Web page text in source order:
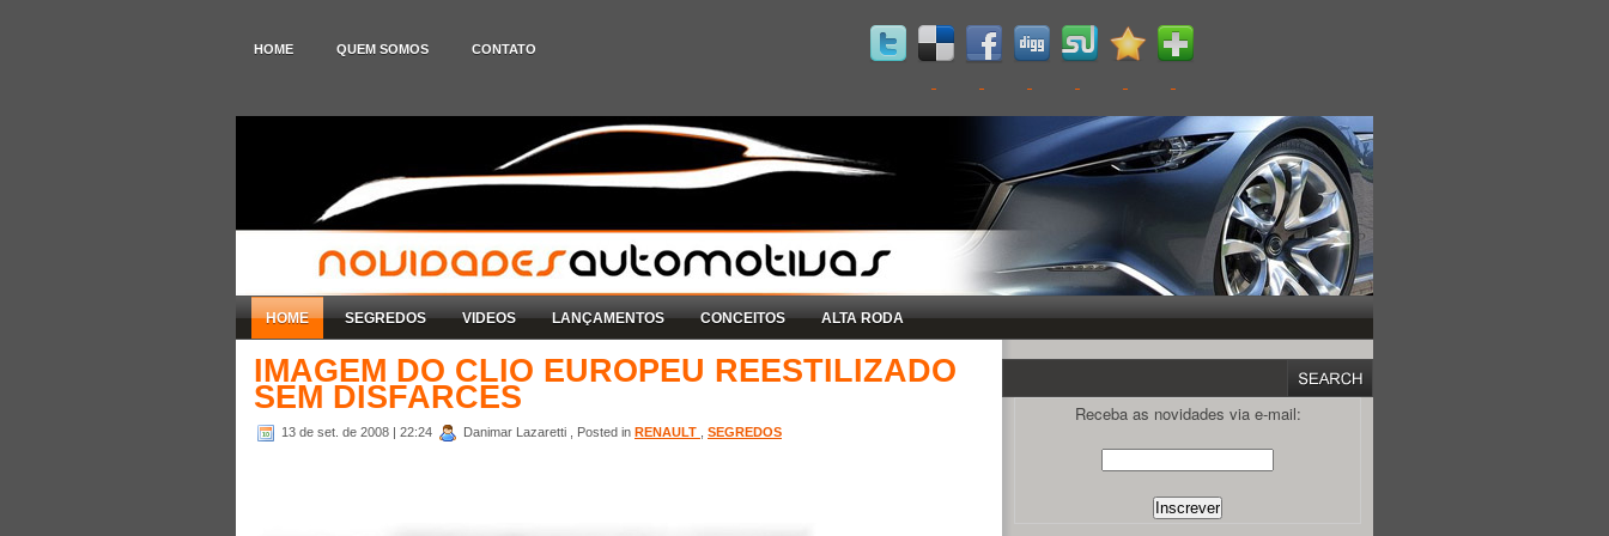
HOME QUEM SOMOS CONTATO
HOME SEGREDOS VIDEOS LANÇAMENTOS CONCEITOS ALTA RODA
IMAGEM DO CLIO EUROPEU REESTILIZADO
SEM DISFARCES
13 de set. de 2008 | 22:24 Danimar Lazaretti , Posted in RENAULT SEGREDOS
Receba as novidades via e-mail: